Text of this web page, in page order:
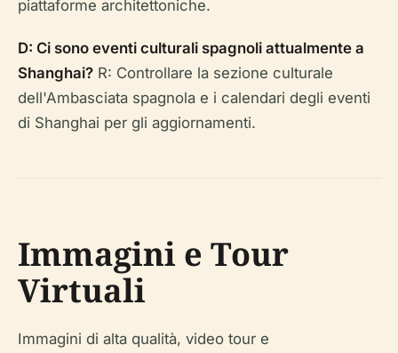
piattaforme architettoniche.
D: Ci sono eventi culturali spagnoli attualmente a
Shanghai? R: Controllare la sezione culturale
dell'Ambasciata spagnola e i calendari degli eventi
di Shanghai per gli aggiornamenti.
Immagini e Tour
Virtuali
Immagini di alta qualità, video tour e